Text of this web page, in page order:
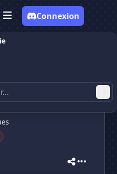
Connexion
Gaming
Scrims
Scrims
ton avis de ce
Scrims